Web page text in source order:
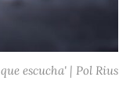
escucha' | Pol Rius